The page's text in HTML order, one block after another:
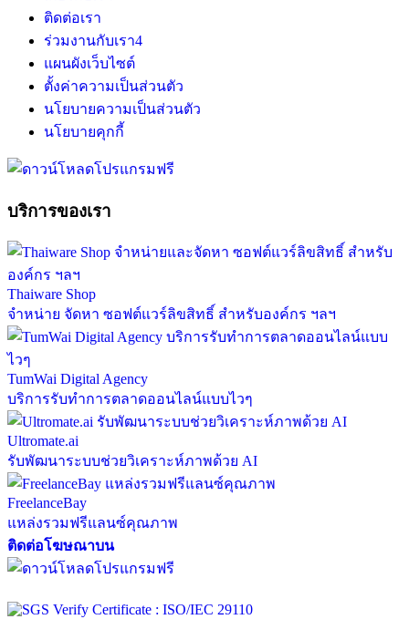
ติดต่อเรา
ร่วมงานกับเรา4
แผนผังเว็บไซต์
ตั้งค่าความเป็นส่วนตัว
นโยบายความเป็นส่วนตัว
นโยบายคุกกี้
บริการของเรา
Thaiware Shop
จำหน่าย จัดหา ซอฟต์แวร์ลิขสิทธิ์ สำหรับองค์กร ฯลฯ
TumWai Digital Agency
บริการรับทำการตลาดออนไลน์แบบไวๆ
Ultromate.ai
รับพัฒนาระบบช่วยวิเคราะห์ภาพด้วย AI
FreelanceBay
แหล่งรวมฟรีแลนซ์คุณภาพ
ติดต่อโฆษณาบน